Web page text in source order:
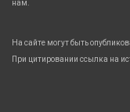
нам.
На сайте могут быть
При цитировании ссылка на